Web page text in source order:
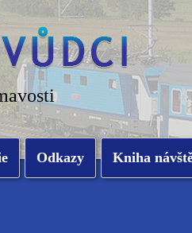
Odkazy Kniha